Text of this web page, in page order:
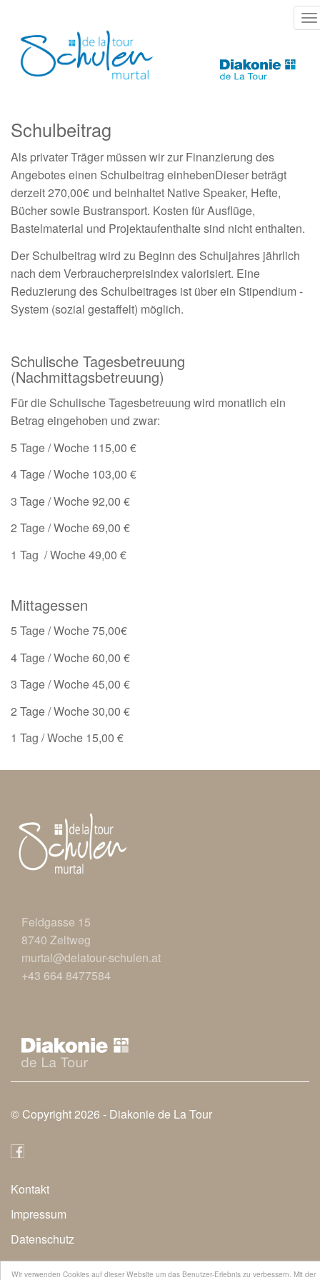
Wir verwenden Cookies auf dieser Website um das Benutzer-Erlebnis zu verbessern. Mit der
Inhalt
Schulbeitrag
Als privater Träger müssen wir zur Finanzierung des
Angebotes einen Schulbeitrag einhebenDieser beträgt
derzeit 270,00€ und beinhaltet Native Speaker, Hefte,
Bücher sowie Bustransport. Kosten für Ausflüge,
Bastelmaterial und Projektaufenthalte sind nicht enthalten.
Der Schulbeitrag wird zu Beginn des Schuljahres jährlich
nach dem Verbraucherpreisindex valorisiert. Eine
Reduzierung des Schulbeitrages ist über ein Stipendium -
System (sozial gestaffelt) möglich.
Schulische Tagesbetreuung
(Nachmittagsbetreuung)
Für die Schulische Tagesbetreuung wird monatlich ein
Betrag eingehoben und zwar:
5 Tage / Woche 115,00 €
4 Tage / Woche 103,00 €
3 Tage / Woche 92,00 €
2 Tage / Woche 69,00 €
1 Tag / Woche 49,00 €
Mittagessen
5 Tage / Woche 75,00€
4 Tage / Woche 60,00 €
3 Tage / Woche 45,00 €
2 Tage / Woche 30,00 €
1 Tag / Woche 15,00 €
Feldgasse 15
8740 Zeltweg
murtal@delatour-schulen.at
+43 664 8477584
© Copyright 2026 - Diakonie de La Tour
Secondary
Navigation
Kontakt
Impressum
Datenschutz